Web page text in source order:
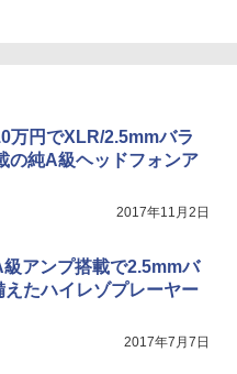
万円でXLR/2.5mmバラ
の純A級ヘッドフォンア
2017年11月2日
アンプ搭載で2.5mmバ
えたハイレゾプレーヤー
2017年7月7日